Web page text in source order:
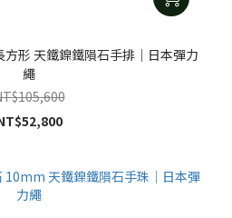
形 天鐵鎳鐵隕石手排｜日本彈力
繩